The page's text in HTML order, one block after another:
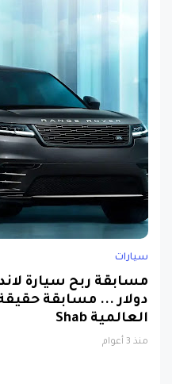
سيارات
دولار ... مسابقة
العالمية Shab
منذ 3 أعوام